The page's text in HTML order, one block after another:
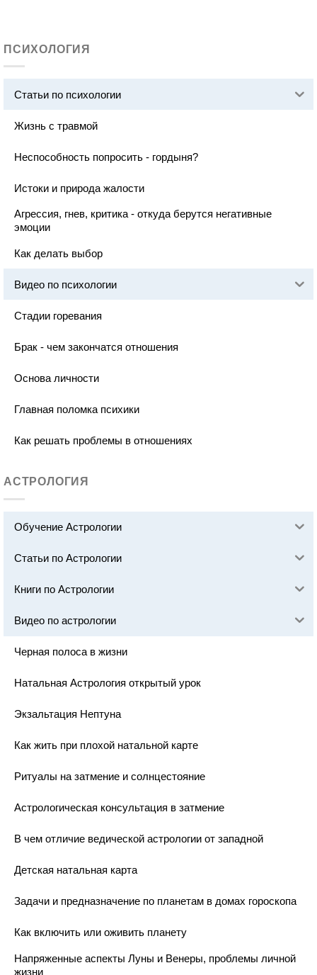
ПСИХОЛОГИЯ
Статьи по психологии
Жизнь с травмой
Неспособность попросить - гордыня?
Истоки и природа жалости
Агрессия, гнев, критика - откуда берутся негативные
эмоции
Как делать выбор
Видео по психологии
Стадии горевания
Брак - чем закончатся отношения
Основа личности
Главная поломка психики
Как решать проблемы в отношениях
АСТРОЛОГИЯ
Обучение Астрологии
Статьи по Астрологии
Книги по Астрологии
Видео по астрологии
Черная полоса в жизни
Натальная Астрология открытый урок
Экзальтация Нептуна
Как жить при плохой натальной карте
Ритуалы на затмение и солнцестояние
Астрологическая консультация в затмение
В чем отличие ведической астрологии от западной
Детская натальная карта
Задачи и предназначение по планетам в домах гороскопа
Как включить или оживить планету
Напряженные аспекты Луны и Венеры, проблемы личной
жизни